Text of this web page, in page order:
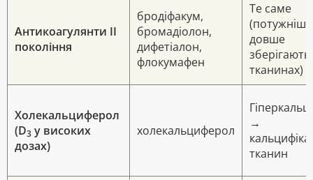
Антикоагулянти II
покоління
бродіфакум,
бромадіолон,
дифетіалон,
флокумафен
Те саме
(потужніші,
довше
тканинах)
Холекальциферол
(D3 у високих
дозах)
холекальциферол
→
тканин